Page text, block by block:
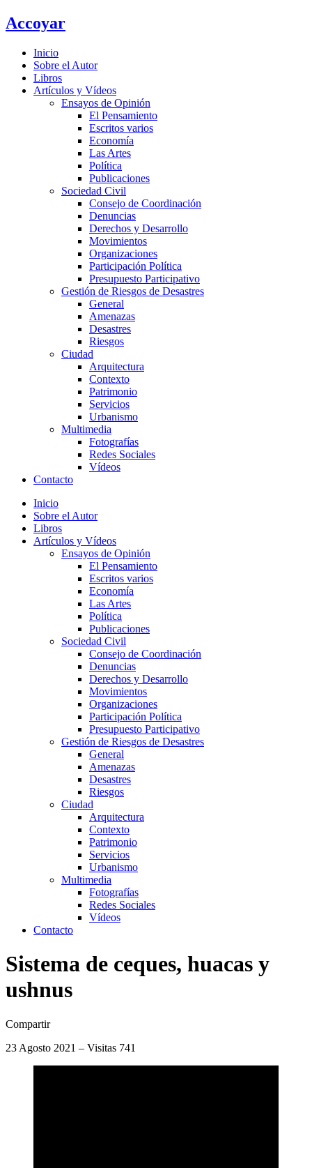
Ir
al
Accoyar
Inicio
Sobre el Autor
Libros
Artículos y Vídeos
Ensayos de Opinión
El Pensamiento
Escritos varios
Economía
Las Artes
Política
Publicaciones
Sociedad Civil
Consejo de Coordinación
Denuncias
Derechos y Desarrollo
Movimientos
Organizaciones
Participación Política
Presupuesto Participativo
Gestión de Riesgos de Desastres
General
Amenazas
Desastres
Riesgos
Ciudad
Arquitectura
Contexto
Patrimonio
Servicios
Urbanismo
Multimedia
Fotografías
Redes Sociales
Vídeos
Contacto
Inicio
Sobre el Autor
Libros
Artículos y Vídeos
Ensayos de Opinión
El Pensamiento
Escritos varios
Economía
Las Artes
Política
Publicaciones
Sociedad Civil
Consejo de Coordinación
Denuncias
Derechos y Desarrollo
Movimientos
Organizaciones
Participación Política
Presupuesto Participativo
Gestión de Riesgos de Desastres
General
Amenazas
Desastres
Riesgos
Ciudad
Arquitectura
Contexto
Patrimonio
Servicios
Urbanismo
Multimedia
Fotografías
Redes Sociales
Vídeos
Contacto
Sistema de ceques, huacas y
ushnus
Compartir
23 Agosto 2021 – Visitas 741